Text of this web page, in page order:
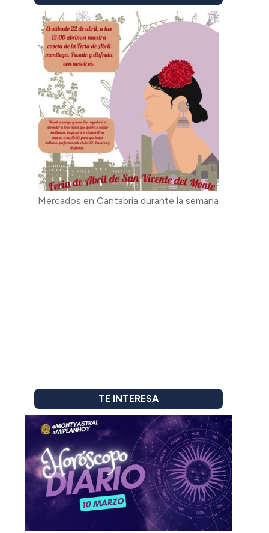
Mercados en Cantabria durante la semana
TE INTERESA